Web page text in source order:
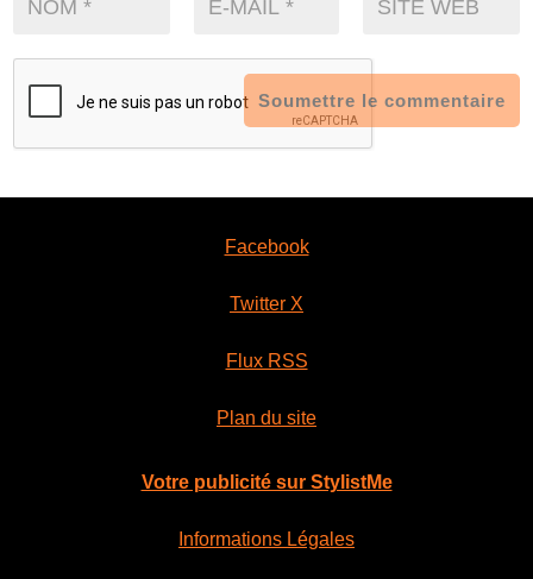
Soumettre le commentaire
Facebook
Twitter X
Flux RSS
Plan du site
Votre publicité sur StylistMe
Informations Légales